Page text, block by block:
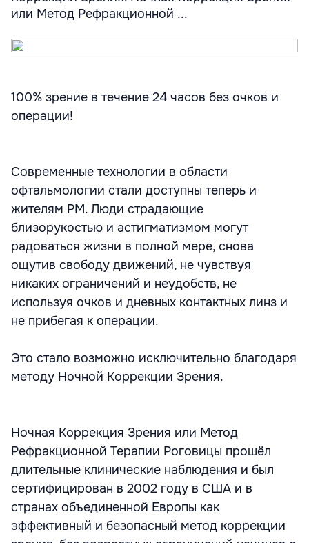
или Метод Рефракционной ...
100% зрение в течение 24 часов без очков и
операции!
Современные технологии в области
офтальмологии стали доступны теперь и
жителям РМ. Люди страдающие
близорукостью и астигматизмом могут
радоваться жизни в полной мере, снова
ощутив свободу движений, не чувствуя
никаких ограничений и неудобств, не
используя очков и дневных контактных линз и
не прибегая к операции.
Это стало возможно исключительно благодаря
методу Ночной Коррекции Зрения.
Ночная Коррекция Зрения или Метод
Рефракционной Терапии Роговицы прошёл
длительные клинические наблюдения и был
сертифицирован в 2002 году в США и в
странах объединенной Европы как
эффективный и безопасный метод коррекции